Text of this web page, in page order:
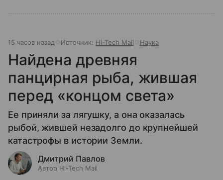
15 часов назад Источник: Hi-Tech Mail Наука
Найдена древняя
панцирная рыба, жившая
перед «концом света»
Ее приняли за лягушку, а она оказалась
рыбой, жившей незадолго до крупнейшей
катастрофы в истории Земли.
Дмитрий Павлов
Автор Hi-Tech Mail